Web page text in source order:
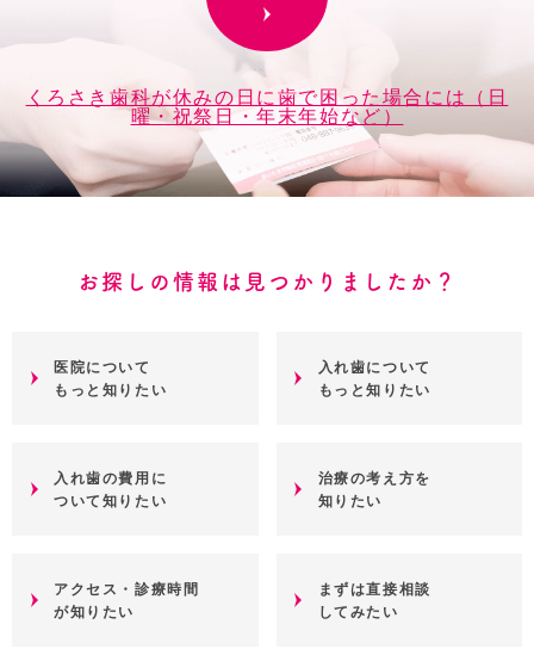
くろさき歯科が休みの日に歯で困った場合には（日
曜・祝祭日・年末年始など）
お探しの情報は見つかりましたか？
医院について
もっと知りたい
入れ歯について
もっと知りたい
入れ歯の費用に
ついて知りたい
治療の考え方を
知りたい
アクセス・診療時間
が知りたい
まずは直接相談
してみたい